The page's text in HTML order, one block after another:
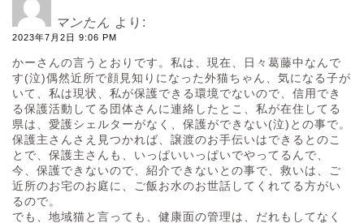
マンたん より:
2023年7月2日 9:06 PM
かーさんの言うとおりです。私は、現在、日々葛藤中なんで
す(泣)偶然近所で顔見知りになった外猫ちゃん、気になる子が
いて、私は現状、私が保護できる環境でないので、信用でき
る保護活動してる団体さんに連絡したとこ、私が在住してる
県は、愛護シェルターがなく、保護ができない(泣)との事で。
保護主さんさえ見つかれば、譲渡のお手伝いはできるとのこ
とで、保護主さんも、いっぱいいっぱいでやってるんで、
今、保護できないので、紹介できないとの事で、救いは、ご
近所のお宅のお庭に、ご飯お水のお世話してくれてる方がい
るので。
でも、地域猫と言っても、健康面の管理は、だれもしてなく